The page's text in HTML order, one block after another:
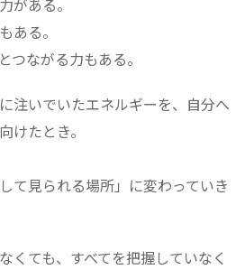
がある。
ある。
つながる力もある。
注いでいたエネルギーを、自分へ
けたとき。
て見られる場所」に変わっていき
くても、すべてを把握していなく